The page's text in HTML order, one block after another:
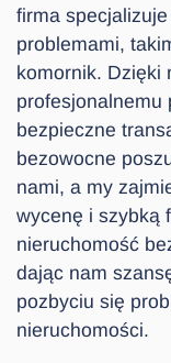
firma
problemami,
komornik. Dzięki
profesjonalnemu
bezpieczne
bezowocne
nami, a my
wycenę i szybką
nieruchomość
dając nam
pozbyciu się
nieruchomości.